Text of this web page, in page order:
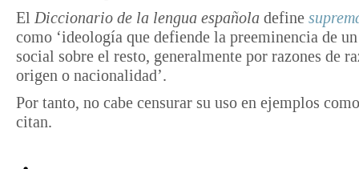
El Diccionario de la lengua española define
como ‘ideología que defiende la preeminencia de
social sobre el resto, generalmente por razones de
origen o nacionalidad’.
Por tanto, no cabe censurar su uso en ejemplos
citan.